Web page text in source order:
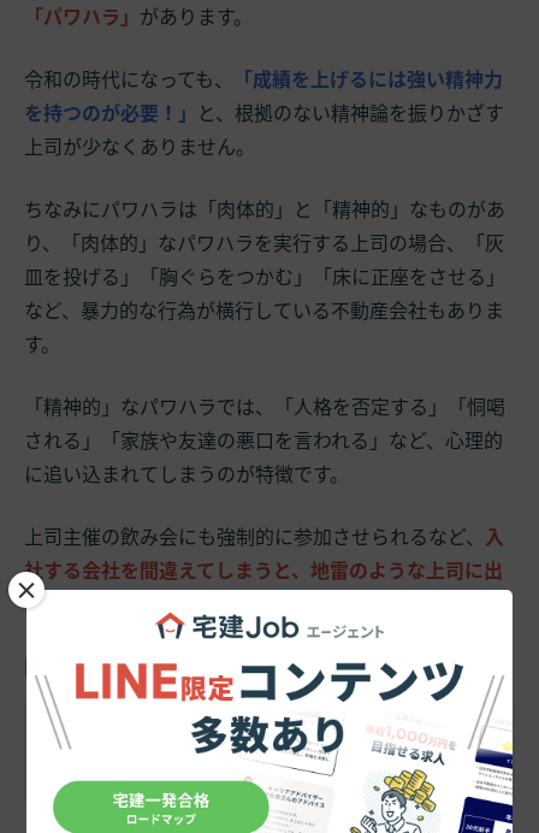
「パワハラ」 があります。
令和の時代になっても、
「成績を上げるには強い精神力
を持つのが必要！」 と、根拠のない精神論を振りかざす
上司が少なくありません。
ちなみにパワハラは「肉体的」と「精神的」なものがあ
り、「肉体的」なパワハラを実行する上司の場合、「灰
皿を投げる」「胸ぐらをつかむ」「床に正座をさせる」
など、暴力的な行為が横行している不動産会社もありま
す。
「精神的」なパワハラでは、「人格を否定する」「恫喝
される」「家族や友達の悪口を言われる」など、心理的
に追い込まれてしまうのが特徴です。
上司主催の飲み会にも強制的に参加させられるなど、 入
社する会社を間違えてしまうと、地雷のような上司に出
会ってしまうことがあります。
関連記事はこちら！
不動産業界はブラックじゃない？悪い噂が尽きな
い理由は？【業界別の離職率も紹介】
×